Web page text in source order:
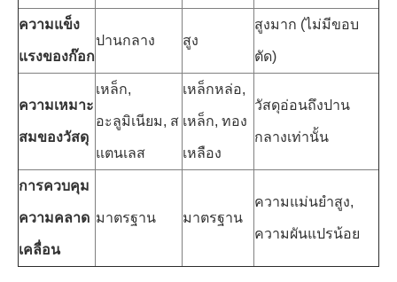
ความแข็ง
แรงของก๊อก
ปานกลาง สูง
สูงมาก (ไม่มีขอบ
ตัด)
ความเหมาะ
สมของวัสดุ
เหล็ก,
อะลูมิเนียม, ส
แตนเลส
เหล็กหล่อ,
เหล็ก, ทอง
เหลือง
วัสดุอ่อนถึงปาน
กลางเท่านั้น
การควบคุม
ความคลาด
เคลื่อน
มาตรฐาน มาตรฐาน
ความแม่นยำสูง,
ความผันแปรน้อย